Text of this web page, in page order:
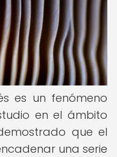
es un fenómeno
en el ámbito
que el
una serie